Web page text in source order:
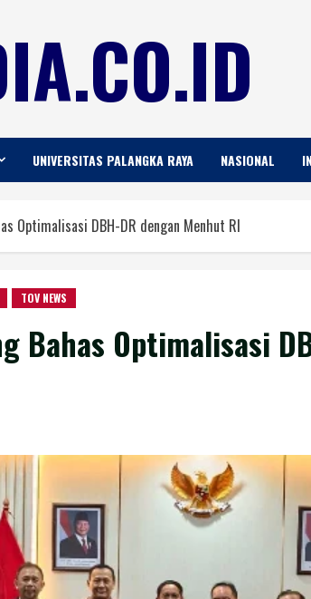
UNIVERSITAS PALANGKA RAYA NASIONAL
Optimalisasi DBH-DR dengan Menhut RI
TOV NEWS
Bahas Optimalisasi